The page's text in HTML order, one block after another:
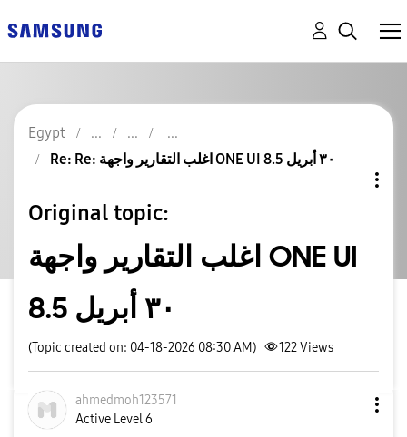
Egypt
Re: Re: اغلب التقارير واجهة ONE UI 8.5 ٣٠ أبريل
Original topic:
اغلب التقارير واجهة ONE UI
8.5 ٣٠ أبريل
(Topic created on: 04-18-2026 08:30 AM) 122Views
ahmedmoh123571
Active Level 6